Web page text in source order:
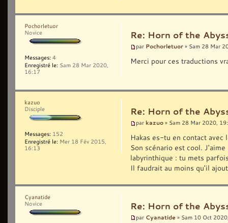
Re: Horn of the
par Pochorletuor » Sam 28 Mar
Merci pour ces traductions
Pochorletuor
Novice
Messages: 4
Enregistré le: Sam 28 Mar 2020,
16:17
Re: Horn of the
par kazuo » Sam 28 Mar 2020,
Hakas es-tu en contact avec
Son scénario est cool.
labyrinthique : tu mets
Il faudrait au moins qu'il
kazuo
Disciple
Messages: 152
Enregistré le: Mer 18 Fév 2015,
16:13
Re: Horn of the
par Cyanatide » Sam 10 Oct
Cyanatide
Novice